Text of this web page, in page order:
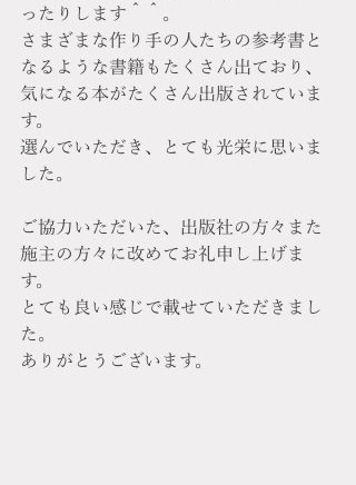
ったりします＾＾。
さまざまな作り手の人たちの参考書と
なるような書籍もたくさん出ており、
気になる本がたくさん出版されていま
す。
選んでいただき、とても光栄に思いま
した。
ご協力いただいた、出版社の方々また
施主の方々に改めてお礼申し上げま
す。
とても良い感じで載せていただきまし
た。
ありがとうございます。